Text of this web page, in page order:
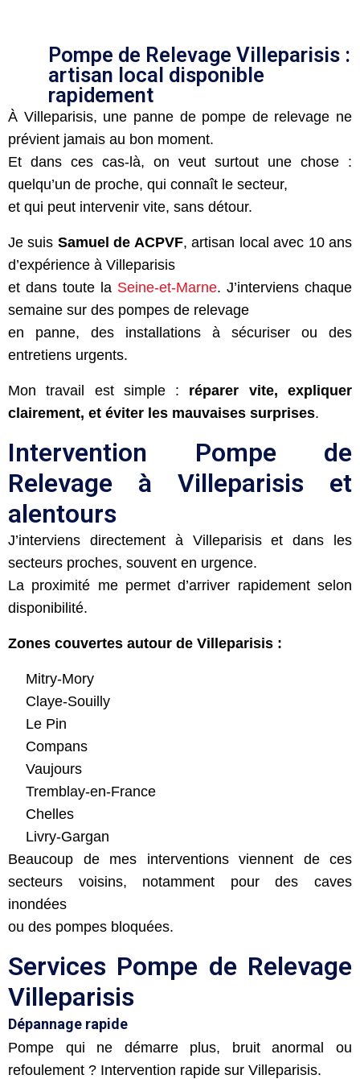
Pompe de Relevage Villeparisis :
artisan local disponible
rapidement
À Villeparisis, une panne de pompe de relevage ne
prévient jamais au bon moment.
Et dans ces cas-là, on veut surtout une chose :
quelqu’un de proche, qui connaît le secteur,
et qui peut intervenir vite, sans détour.
Je suis Samuel de ACPVF, artisan local avec 10 ans
d’expérience à Villeparisis
et dans toute la Seine-et-Marne. J’interviens chaque
semaine sur des pompes de relevage
en panne, des installations à sécuriser ou des
entretiens urgents.
Mon travail est simple : réparer vite, expliquer
clairement, et éviter les mauvaises surprises.
Intervention Pompe de
Relevage à Villeparisis et
alentours
J’interviens directement à Villeparisis et dans les
secteurs proches, souvent en urgence.
La proximité me permet d’arriver rapidement selon
disponibilité.
Zones couvertes autour de Villeparisis :
Mitry-Mory
Claye-Souilly
Le Pin
Compans
Vaujours
Tremblay-en-France
Chelles
Livry-Gargan
Beaucoup de mes interventions viennent de ces
secteurs voisins, notamment pour des caves
inondées
ou des pompes bloquées.
Services Pompe de Relevage
Villeparisis
Dépannage rapide
Pompe qui ne démarre plus, bruit anormal ou
refoulement ? Intervention rapide sur Villeparisis.